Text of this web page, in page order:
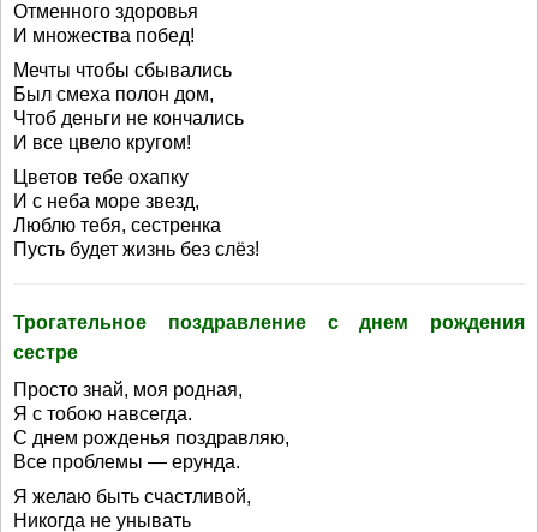
Отменного здоровья
И множества побед!
Мечты чтобы сбывались
Был смеха полон дом,
Чтоб деньги не кончались
И все цвело кругом!
Цветов тебе охапку
И с неба море звезд,
Люблю тебя, сестренка
Пусть будет жизнь без слёз!
Трогательное поздравление с днем рождения
сестре
Просто знай, моя родная,
Я с тобою навсегда.
С днем рожденья поздравляю,
Все проблемы — ерунда.
Я желаю быть счастливой,
Никогда не унывать